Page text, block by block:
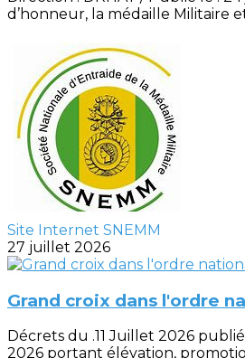
d’honneur, la médaille Militaire
Site Internet SNEMM
27 juillet 2026
Grand croix dans l'ordre
Décrets du .11 Juillet 2026
2026 portant élévation,